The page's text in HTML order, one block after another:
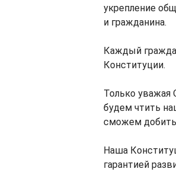
укрепление
и гражданина.
Каждый
Конституции.
Только уважая
будем чтить
сможем
Наша
гарантией